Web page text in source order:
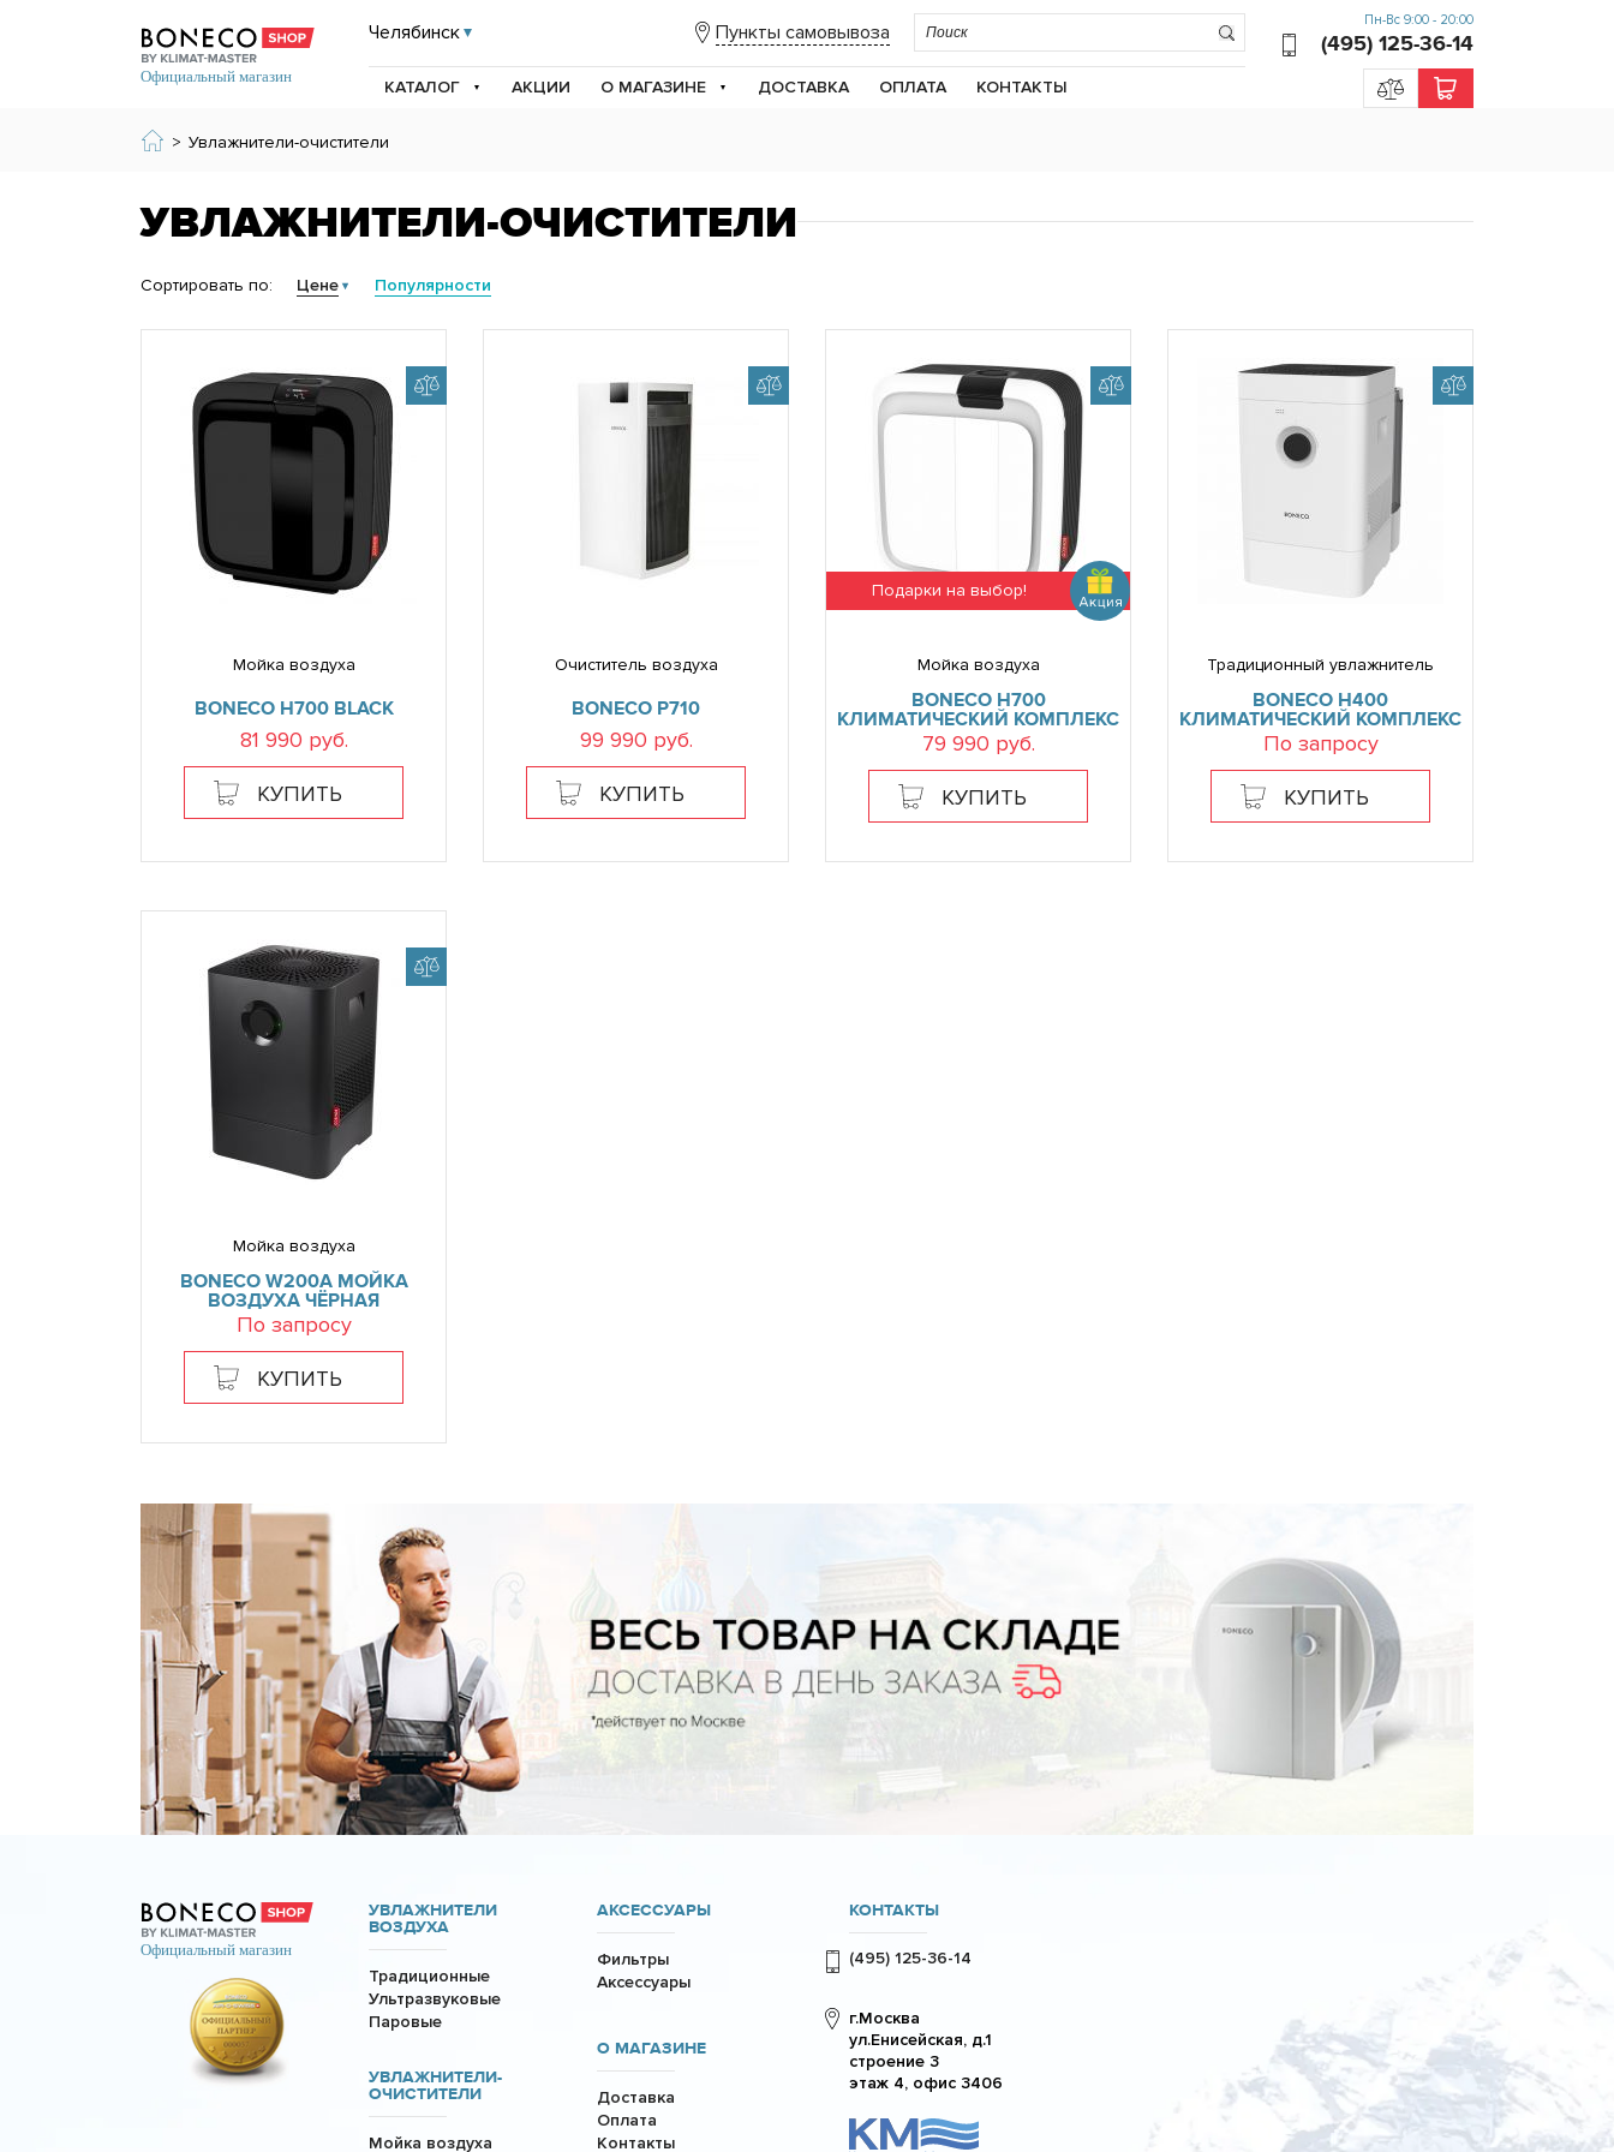
Челябинск Пункты самовывоза
КАТАЛОГ АКЦИИ О МАГАЗИНЕ ДОСТАВКА ОПЛАТА КОНТАКТЫ
Пн-Вс 9:00 - 20:00
(495) 125-36-14
> Увлажнители-очистители
УВЛАЖНИТЕЛИ-ОЧИСТИТЕЛИ
Сортировать по: Цене Популярности
Мойка воздуха
BONECO H700 BLACK
81 990 руб.
КУПИТЬ
Очиститель воздуха
BONECO P710
99 990 руб.
КУПИТЬ
Подарки на выбор!
Мойка воздуха
BONECO H700
КЛИМАТИЧЕСКИЙ КОМПЛЕКС
79 990 руб.
КУПИТЬ
Традиционный увлажнитель
BONECO H400
КЛИМАТИЧЕСКИЙ КОМПЛЕКС
По запросу
КУПИТЬ
Мойка воздуха
BONECO W200A МОЙКА
ВОЗДУХА ЧЁРНАЯ
По запросу
КУПИТЬ
УВЛАЖНИТЕЛИ
ВОЗДУХА
Традиционные
Ультразвуковые
Паровые
УВЛАЖНИТЕЛИ-
ОЧИСТИТЕЛИ
Мойка воздуха
АКСЕССУАРЫ
Фильтры
Аксессуары
О МАГАЗИНЕ
Доставка
Оплата
Контакты
КОНТАКТЫ
(495) 125-36-14
г.Москва
ул.Енисейская, д.1
строение 3
этаж 4, офис 3406